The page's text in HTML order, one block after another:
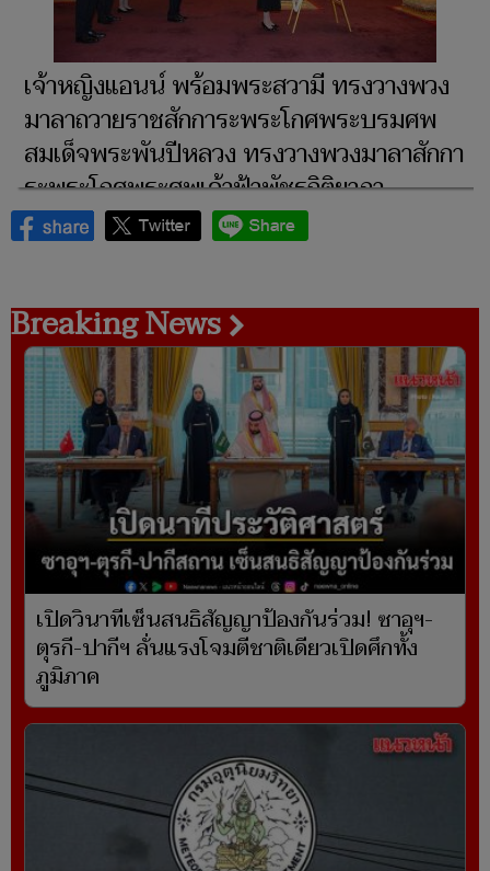
เจ้าหญิงแอนน์ พร้อมพระสวามี ทรงวางพวง
มาลาถวายราชสักการะพระโกศพระบรมศพ
สมเด็จพระพันปีหลวง ทรงวางพวงมาลาสักกา
ระพระโกศพระศพเจ้าฟ้าพัชรกิติยาภา
Breaking News
เปิดวินาทีเซ็นสนธิสัญญาป้องกันร่วม! ซาอุฯ-
ตุรกี-ปากีฯ ลั่นแรงโจมตีชาติเดียวเปิดศึกทั้ง
ภูมิภาค